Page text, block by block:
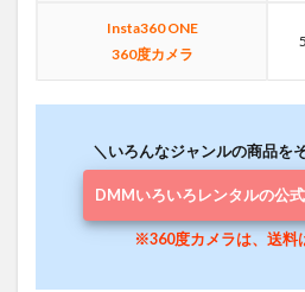
Insta360 ONE
360度カメラ
＼いろんなジャンルの商品を
DMMいろいろレンタルの公
※360度カメラは、送料